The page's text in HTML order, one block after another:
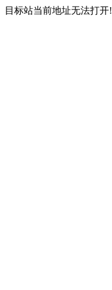
目标站当前地址无法打开!